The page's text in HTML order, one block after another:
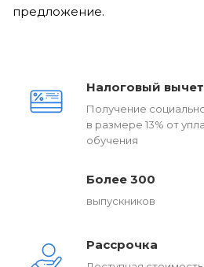
предложение.
Налоговый
Получение
в размере 13% от
обучения
Более 300
выпускников
Рассрочка